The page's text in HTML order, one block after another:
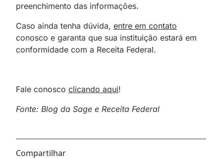
preenchimento das informações.
Caso ainda tenha dúvida, entre em contato
conosco e garanta que sua instituição estará em
conformidade com a Receita Federal.
Fale conosco clicando aqui!
Fonte: Blog da Sage e Receita Federal
Compartilhar